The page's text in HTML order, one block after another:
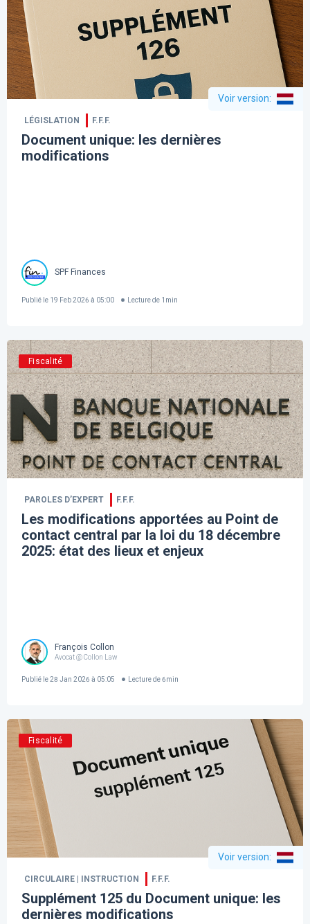
Voir version:
LÉGISLATION F.F.F.
Document unique: les dernières
modifications
SPF Finances
Publié le 19 Feb 2026 à 05:00 Lecture de 1 min
Fiscalité
PAROLES D’EXPERT F.F.F.
Les modifications apportées au Point de
contact central par la loi du 18 décembre
2025: état des lieux et enjeux
François Collon
Avocat @ Collon Law
Publié le28 Jan 2026 à 05:05 Lecture de 6min
Fiscalité
Voir version:
CIRCULAIRE | INSTRUCTION F.F.F.
Supplément 125 du Document unique: les
dernières modifications